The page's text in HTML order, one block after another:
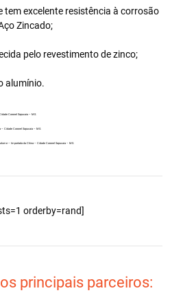
tem excelente resistência à corrosão
Zincado;
pelo revestimento de zinco;
alumínio.
Coronel Sapucaia – MS.
– Cidade Coronel Sapucaia – MS.
– Importada da China – Cidade Coronel Sapucaia – MS.
orderby=rand]
principais parceiros: